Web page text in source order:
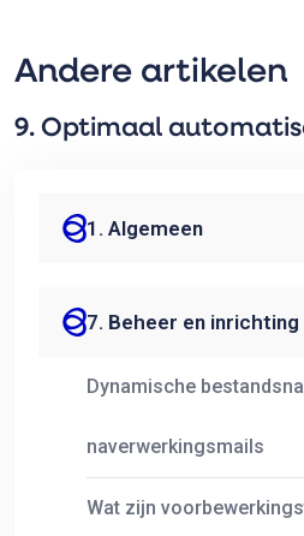
Andere artikelen
9. Optimaal
1. Algemeen
7. Beheer en inrichting
Dynamische
naverwerkingsmails
Wat zijn